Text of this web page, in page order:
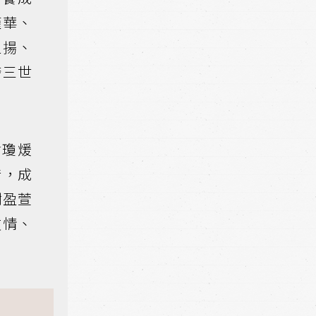
、
、
世
煖
成
萱
、